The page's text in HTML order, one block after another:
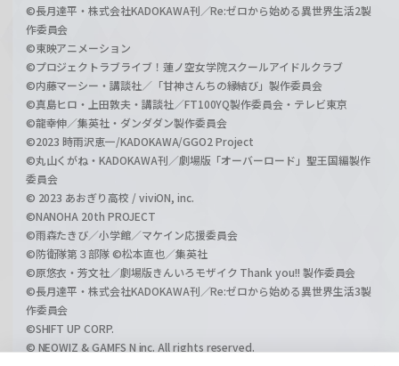
©長月達平・株式会社KADOKAWA刊／Re:ゼロから始める異世界生活2製
作委員会
©東映アニメーション
©プロジェクトラブライブ！蓮ノ空女学院スクールアイドルクラブ
©内藤マーシー・講談社／「甘神さんちの縁結び」製作委員会
©真島ヒロ・上田敦夫・講談社／FT100YQ製作委員会・テレビ東京
©龍幸伸／集英社・ダンダダン製作委員会
©2023 時雨沢恵一/KADOKAWA/GGO2 Project
©丸山くがね・KADOKAWA刊／劇場版「オーバーロード」聖王国編製作
委員会
© 2023 あおぎり高校 / viviON, inc.
©NANOHA 20th PROJECT
©雨森たきび／小学館／マケイン応援委員会
©防衛隊第３部隊 ©松本直也／集英社
©原悠衣・芳文社／劇場版きんいろモザイク Thank you!! 製作委員会
©長月達平・株式会社KADOKAWA刊／Re:ゼロから始める異世界生活3製
作委員会
©SHIFT UP CORP.
© NEOWIZ & GAMFS N inc. All rights reserved.